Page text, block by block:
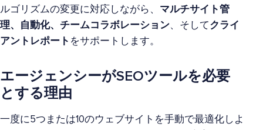
ルゴリズムの変更に対応しながら、 マルチサイト管
理、自動化、チームコラボレーション、そしてクライ
アントレポート をサポートします。
エージェンシーがSEOツールを必要
とする理由
一度に5つまたは10のウェブサイトを手動で最適化しよ